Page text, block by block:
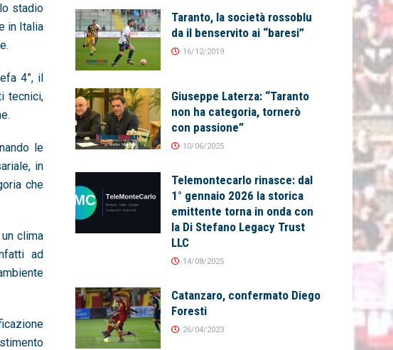
stadio
in Italia
4”, il
tecnici,
le
in
che
clima
ad
Taranto, la società rossoblu
da il benservito ai “baresi”
16/12/2019
Giuseppe Laterza: “Taranto
non ha categoria, tornerò
con passione”
10/06/2025
Telemontecarlo rinasce: dal
1° gennaio 2026 la storica
emittente torna in onda con
la Di Stefano Legacy Trust
LLC
14/08/2025
Catanzaro, confermato Diego
Foresti
26/04/2023